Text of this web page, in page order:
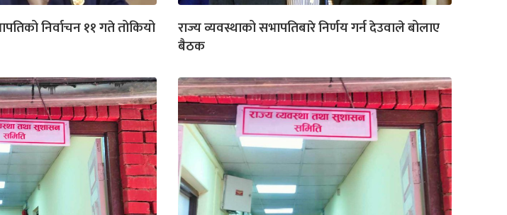
निर्वाचन ११ गते तोकियो
राज्य व्यवस्थाको सभापतिबारे निर्णय गर्न देउवाले बोलाए
बैठक